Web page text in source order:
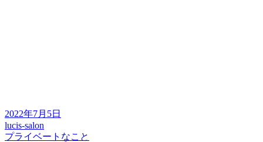
2022年7月5日
lucis-salon
プライベートなこと